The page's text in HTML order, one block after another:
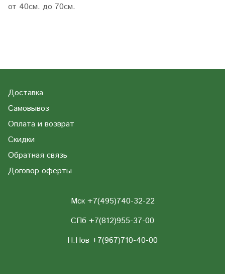
от 40см. до 70см.
Доставка
Самовывоз
Оплата и возврат
Скидки
Обратная связь
Договор оферты
Мск +7(495)740-32-22
СПб +7(812)955-37-00
Н.Нов +7(967)710-40-00